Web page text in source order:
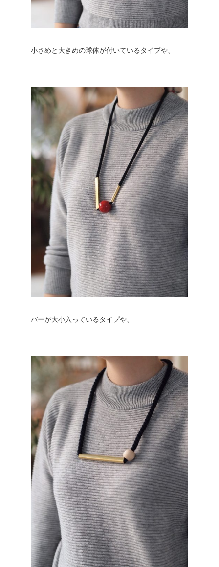
小さめと大きめの球体が付いているタイプや、
バーが大小入っているタイプや、